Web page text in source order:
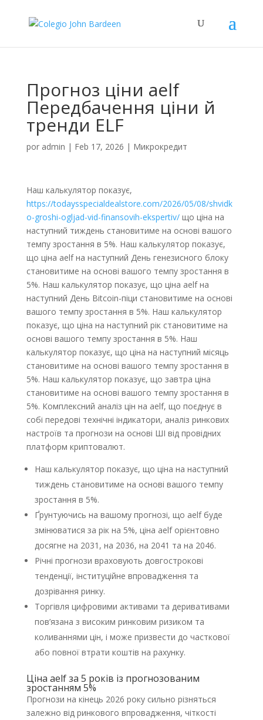
Прогноз ціни aelf
Передбачення ціни й
тренди ELF
por admin | Feb 17, 2026 | Микрокредит
Наш калькулятор показує,
https://todaysspecialdealstore.com/2026/05/08/shvidk
o-groshi-ogljad-vid-finansovih-ekspertiv/що ціна на
наступний тиждень становитиме на основі вашого
темпу зростання в 5%. Наш калькулятор показує,
що ціна aelf на наступний День генезисного блоку
становитиме на основі вашого темпу зростання в
5%. Наш калькулятор показує, що ціна aelf на
наступний День Bitcoin-піци становитиме на основі
вашого темпу зростання в 5%. Наш калькулятор
показує, що ціна на наступний рік становитиме на
основі вашого темпу зростання в 5%. Наш
калькулятор показує, що ціна на наступний місяць
становитиме на основі вашого темпу зростання в
5%. Наш калькулятор показує, що завтра ціна
становитиме на основі вашого темпу зростання в
5%. Комплексний аналіз цін на aelf, що поєднує в
собі передові технічні індикатори, аналіз ринкових
настроїв та прогнози на основі ШІ від провідних
платформ криптовалют.
Наш калькулятор показує, що ціна на наступний
тиждень становитиме на основі вашого темпу
зростання в 5%.
Ґрунтуючись на вашому прогнозі, що aelf буде
змінюватися за рік на 5%, ціна aelf орієнтовно
досягне на 2031, на 2036, на 2041 та на 2046.
Річні прогнози враховують довгострокові
тенденції, інституційне впровадження та
дозрівання ринку.
Торгівля цифровими активами та деривативами
пов’язана з високим ринковим ризиком та
коливаннями цін, і може призвести до часткової
або повної втрати коштів на рахунку.
Ціна aelf за 5 років із прогнозованим
зростанням 5%
Прогнози на кінець 2026 року сильно різняться
залежно від ринкового впровадження, чіткості